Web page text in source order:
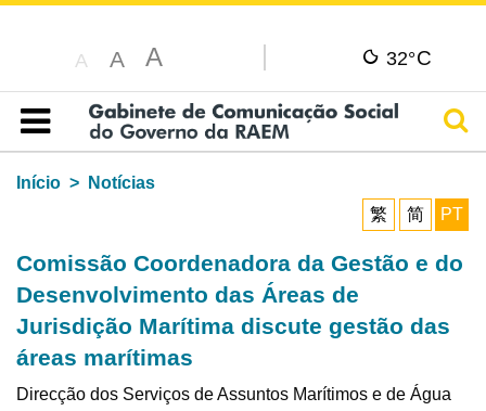
A A A 32°C
Índice
Início
Notícias
繁
简 PT
Comissão Coordenadora da Gestão e do
Desenvolvimento das Áreas de
Jurisdição Marítima discute gestão das
áreas marítimas
Direcção dos Serviços de Assuntos Marítimos e de Água